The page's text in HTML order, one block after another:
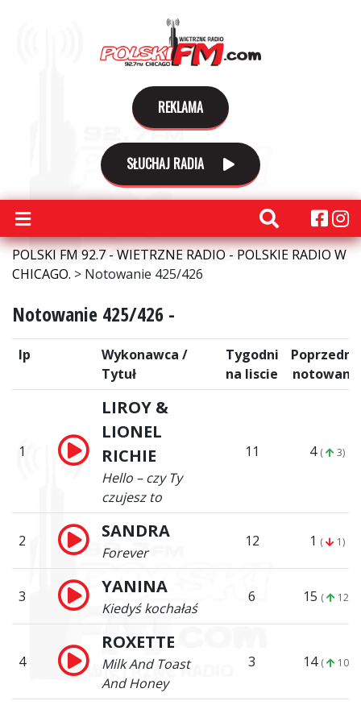
REKLAMA
SŁUCHAJ RADIA
POLSKI FM 92.7 - WIETRZNE RADIO - POLSKIE RADIO W
CHICAGO. > Notowanie 425/426
Notowanie 425/426 -
lp
Wykonawca /
Tytuł
Tygodni
na liscie
1
LIROY &
LIONEL
RICHIE
Hello – czy Ty
czujesz to
11 4 ( 3)
2 SANDRA
Forever
12 1 ( 1)
3 YANINA
Kiedyś kochałaś
6 15 ( 12)
4
ROXETTE
Milk And Toast
And Honey
3 14 ( 10)